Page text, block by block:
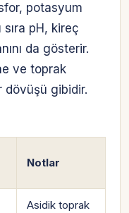
potasyum
pH, kireç
da gösterir.
ve toprak
dövüşü gibidir.
Notlar
Asidik toprak